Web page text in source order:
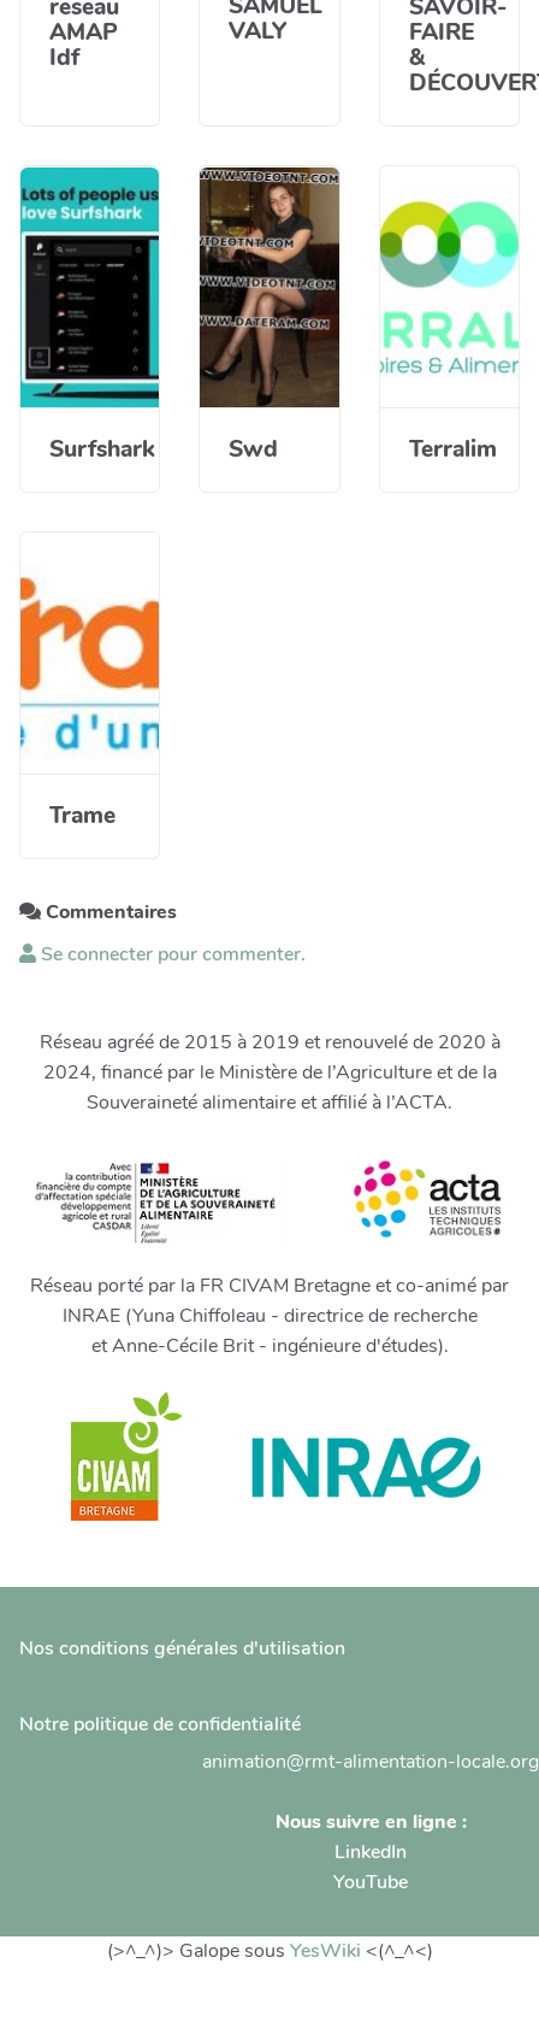
reseau
AMAP
Idf
VALY
SAVOIR-
FAIRE
&
Surfshark Swd Terralim
Trame
Commentaires
Se connecter pour commenter.
Réseau agréé de 2015 à 2019 et renouvelé de 2020 à
2024, financé par le Ministère de l’Agriculture et de la
Souveraineté alimentaire et affilié à l’ACTA.
Réseau porté par la FR CIVAM Bretagne et co-animé par
INRAE (Yuna Chiffoleau - directrice de recherche
et Anne-Cécile Brit - ingénieure d'études).
Nos conditions générales d'utilisation
Notre politique de confidentialité
animation@rmt-alimentation-locale.org
Nous suivre en ligne :
LinkedIn
YouTube
(>^_^)> Galope sous YesWiki <(^_^<)